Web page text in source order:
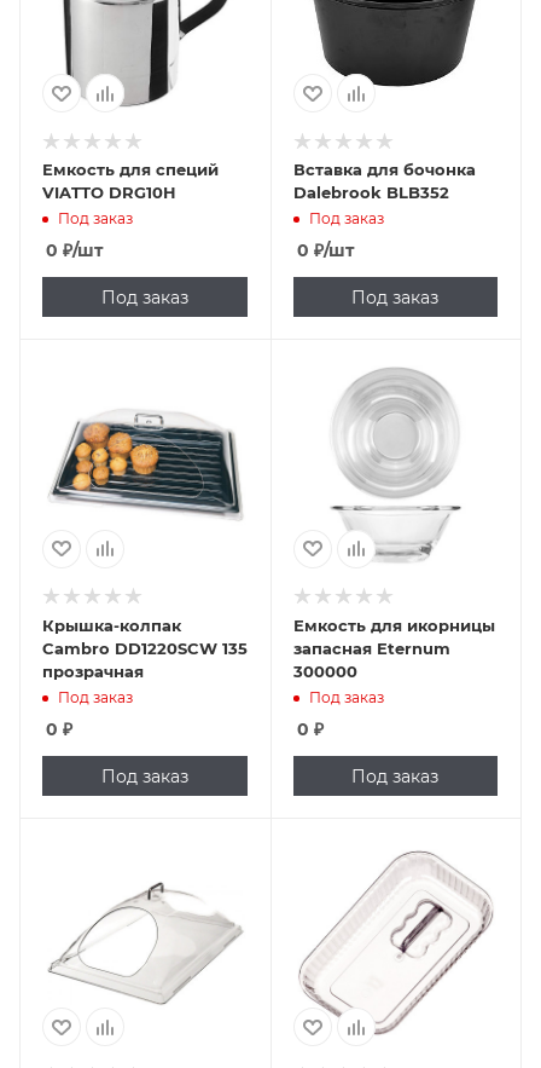
Емкость для специй
VIATTO DRG10H
Под заказ
0 ₽/шт
Под заказ
Вставка для бочонка
Dalebrook BLB352
Под заказ
0 ₽/шт
Под заказ
Крышка-колпак
Cambro DD1220SCW 135
прозрачная
Под заказ
0 ₽
Под заказ
Емкость для икорницы
запасная Eternum
300000
Под заказ
0 ₽
Под заказ